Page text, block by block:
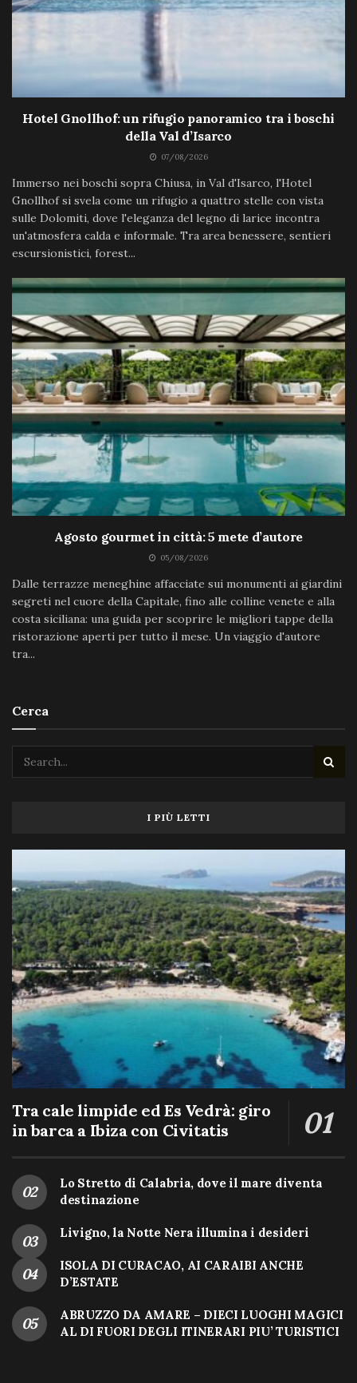
Hotel Gnollhof: un rifugio panoramico tra i boschi
della Val d’Isarco
07/08/2026
Immerso nei boschi sopra Chiusa, in Val d'Isarco, l'Hotel
Gnollhof si svela come un rifugio a quattro stelle con vista
sulle Dolomiti, dove l'eleganza del legno di larice incontra
un'atmosfera calda e informale. Tra area benessere, sentieri
escursionistici, forest...
Agosto gourmet in città: 5 mete d’autore
05/08/2026
Dalle terrazze meneghine affacciate sui monumenti ai giardini
segreti nel cuore della Capitale, fino alle colline venete e alla
costa siciliana: una guida per scoprire le migliori tappe della
ristorazione aperti per tutto il mese. Un viaggio d'autore
tra...
Cerca
I PIÙ LETTI
Tra cale limpide ed Es Vedrà: giro
in barca a Ibiza con Civitatis
Lo Stretto di Calabria, dove il mare diventa
destinazione
Livigno, la Notte Nera illumina i desideri
ISOLA DI CURACAO, AI CARAIBI ANCHE
D’ESTATE
ABRUZZO DA AMARE – DIECI LUOGHI MAGICI
AL DI FUORI DEGLI ITINERARI PIU’ TURISTICI